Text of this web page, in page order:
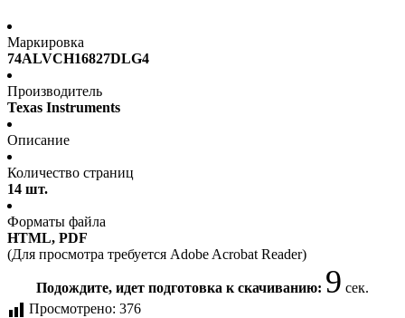
Маркировка
74ALVCH16827DLG4
Производитель
Texas Instruments
Описание
Количество страниц
14 шт.
Форматы файла
HTML, PDF
(Для просмотра требуется Adobe Acrobat Reader)
Подождите, идет подготовка к скачиванию: 9 сек.
Просмотрено: 376